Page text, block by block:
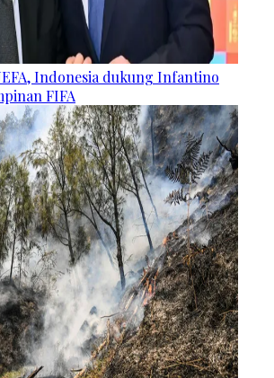
Indonesia dukung Infantino
FIFA